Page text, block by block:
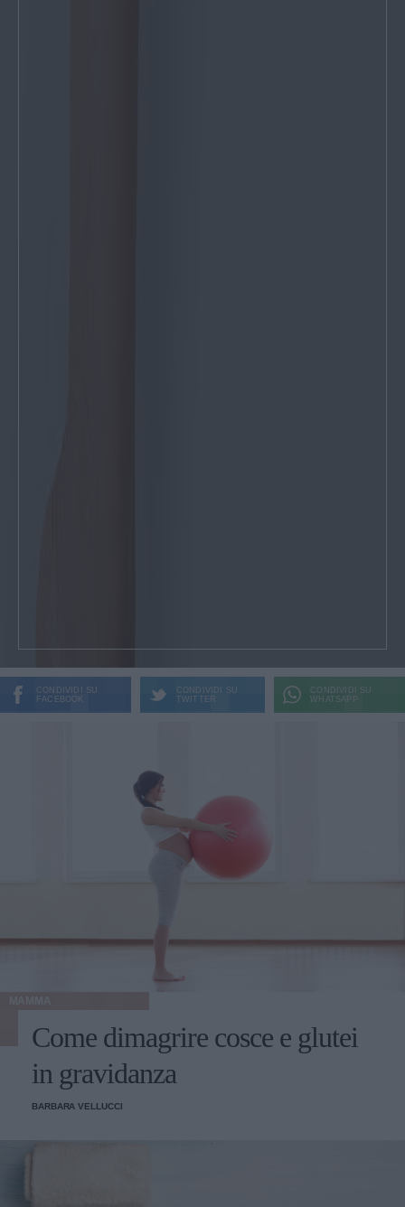
CONDIVIDI SU
FACEBOOK
CONDIVIDI SU
TWITTER
CONDIVIDI SU
WHATSAPP
Come dimagrire cosce e glutei
in gravidanza
BARBARA VELLUCCI